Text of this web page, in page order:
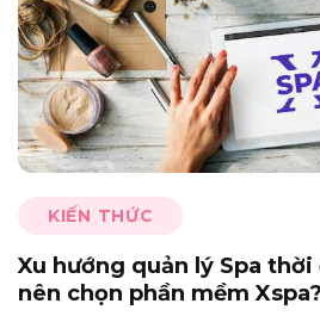
KIẾN THỨC
Xu hướng quản lý Spa thời
nên chọn phần mềm Xspa?